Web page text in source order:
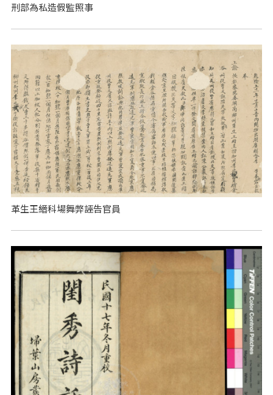
刑部為私造假監照事
革生王縉科場舞弊誣告官員